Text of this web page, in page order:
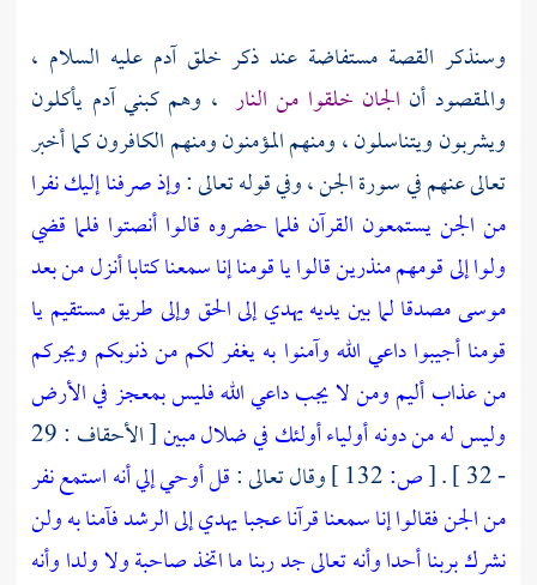
وسنذكر القصة مستفاضة عند ذكر خلق آدم عليه السلام ،
والمقصود أن الجان خلقوا من النار ، وهم كبني آدم يأكلون
ويشربون ويتناسلون ، ومنهم المؤمنون ومنهم الكافرون كما أخبر
تعالى عنهم في سورة الجن ، وفي قوله تعالى :وإذ صرفنا إليك نفرا
من الجن يستمعون القرآن فلما حضروه قالوا أنصتوا فلما قضي
ولوا إلى قومهم منذرين قالوا يا قومنا إنا سمعنا كتابا أنزل من بعد
موسى مصدقا لما بين يديه يهدي إلى الحق وإلى طريق مستقيم يا
قومنا أجيبوا داعي الله وآمنوا به يغفر لكم من ذنوبكم ويجركم
من عذاب أليم ومن لا يجب داعي الله فليس بمعجز في الأرض
وليس له من دونه أولياء أولئك في ضلال مبين
[ الأحقاف : 29
- 32 ] .
[ص: وقال تعالى :قل أوحي إلي أنه استمع نفر
من الجن فقالوا إنا سمعنا قرآنا عجبا يهدي إلى الرشد فآمنا به ولن
نشرك بربنا أحدا وأنه تعالى جد ربنا ما اتخذ صاحبة ولا ولدا وأنه